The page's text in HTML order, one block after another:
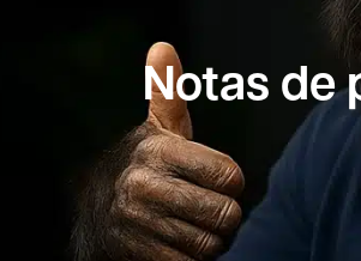
Notas de